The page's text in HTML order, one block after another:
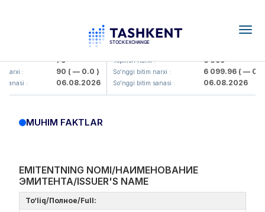
79
: 90( — 0.0 )
: 06.08.2026
UZMK (<O'zmetkombinat> AJ)
Yopilish narxi : 6 099
So'nggi bitim narxi : 6 099.96( — 0.0 )
So'nggi bitim sanasi : 06.08.2026
MUHIM FAKTLAR
EMITENTNING NOMI/НАИМЕНОВАНИЕ
ЭМИТЕНТА/ISSUER'S NAME
To‘liq/Полное/Full: